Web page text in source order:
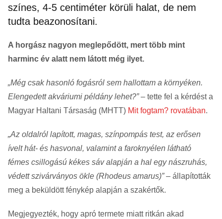
színes, 4-5 centiméter körüli halat, de nem
tudta beazonosítani.
A horgász nagyon meglepődött, mert több mint
harminc év alatt nem látott még ilyet.
„Még csak hasonló fogásról sem hallottam a környéken.
Elengedett akváriumi példány lehet?”– tette fel a kérdést a
Magyar Haltani Társaság (MHTT) Mit fogtam? rovatában.
„Az oldalról lapított, magas, színpompás test, az erősen
ívelt hát- és hasvonal, valamint a faroknyélen látható
fémes csillogású kékes sáv alapján a hal egy nászruhás,
védett szivárványos ökle (Rhodeus amarus)”– állapították
meg a beküldött fénykép alapján a szakértők.
Megjegyezték, hogy apró termete miatt ritkán akad